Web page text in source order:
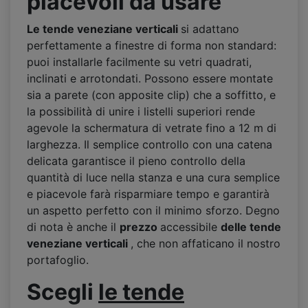
Le tende veneziane verticali si adattano
perfettamente a finestre di forma non standard:
puoi installarle facilmente su vetri quadrati,
inclinati e arrotondati. Possono essere montate
sia a parete (con apposite clip) che a soffitto, e
la possibilità di unire i listelli superiori rende
agevole la schermatura di vetrate fino a 12 m di
larghezza. Il semplice controllo con una catena
delicata garantisce il pieno controllo della
quantità di luce nella stanza e una cura semplice
e piacevole farà risparmiare tempo e garantirà
un aspetto perfetto con il minimo sforzo. Degno
di nota è anche il prezzo accessibile delle tende
veneziane verticali , che non affaticano il nostro
portafoglio.
Scegli le tende